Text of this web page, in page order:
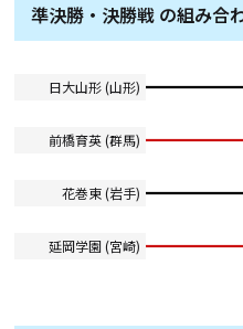
準決勝・決勝戦 の組み合
日大山形 (山形)
前橋育英 (群馬)
花巻東 (岩手)
延岡学園 (宮崎)